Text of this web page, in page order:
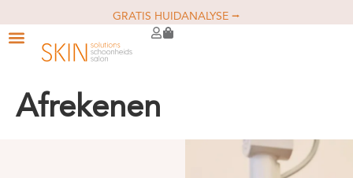
GRATIS HUIDANALYSE ⭢
Afrekenen